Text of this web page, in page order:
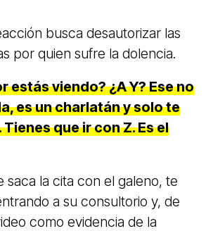
busca desautorizar las
por quien sufre la dolencia.
estás viendo? ¿A Y? Ese no
es un charlatán y solo te
que ir con Z. Es el
saca la cita con el galeno, te
a su consultorio y, de
como evidencia de la